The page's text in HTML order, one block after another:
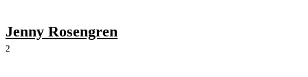
Jenny Rosengren
2